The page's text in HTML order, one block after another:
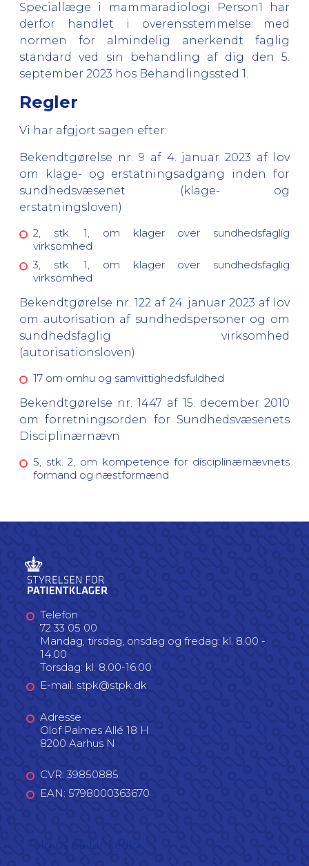
Speciallæge i mammaradiologi Person1 har
derfor handlet i overensstemmelse med
normen for almindelig anerkendt faglig
standard ved sin behandling af dig den 5.
september 2023 hos Behandlingssted 1.
Regler
Vi har afgjort sagen efter:
Bekendtgørelse nr. 9 af 4. januar 2023 af lov
om klage- og erstatningsadgang inden for
sundhedsvæsenet (klage- og
erstatningsloven)
2, stk. 1, om klager over sundhedsfaglig
virksomhed
3, stk. 1, om klager over sundhedsfaglig
virksomhed
Bekendtgørelse nr. 122 af 24. januar 2023 af lov
om autorisation af sundhedspersoner og om
sundhedsfaglig virksomhed
(autorisationsloven)
17 om omhu og samvittighedsfuldhed
Bekendtgørelse nr. 1447 af 15. december 2010
om forretningsorden for Sundhedsvæsenets
Disciplinærnævn
5, stk. 2, om kompetence for disciplinærnævnets
formand og næstformænd
Telefon
72 33 05 00
Mandag, tirsdag, onsdag og fredag: kl. 8.00 -
14.00
Torsdag: kl. 8.00-16.00
E-mail: stpk@stpk.dk
Adresse
Olof Palmes Allé 18 H
8200 Aarhus N
CVR: 39850885
EAN: 5798000363670